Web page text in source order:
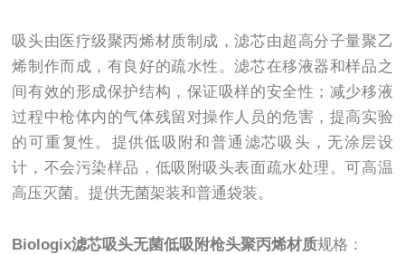
吸头由医疗级聚丙烯材质制成，滤芯由超高分子量聚乙
烯制作而成，有良好的疏水性。滤芯在移液器和样品之
间有效的形成保护结构，保证吸样的安全性；减少移液
过程中枪体内的气体残留对操作人员的危害，提高实验
的可重复性。提供低吸附和普通滤芯吸头，无涂层设
计，不会污染样品，低吸附吸头表面疏水处理。可高温
高压灭菌。提供无菌架装和普通袋装。
Biologix滤芯吸头无菌低吸附枪头聚丙烯材质规格：